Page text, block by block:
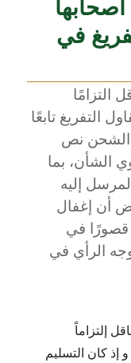
في
التزامًا
التفريغ تابعًا
الشحن نص
الشأن، بما
إليه
أن إغفال
قصورًا في
الرأي في
إلتزاماً
إذ كان التسليم